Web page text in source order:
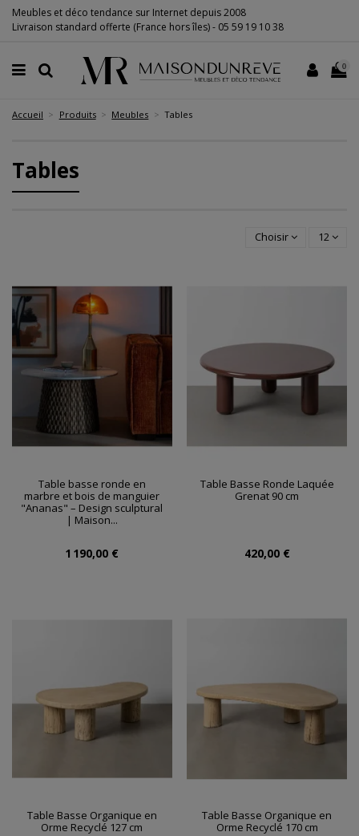
Meubles et déco tendance sur Internet depuis 2008
Livraison standard offerte (France hors îles) - 05 59 19 10 38
0
Accueil Produits Meubles Tables
Tables
Choisir 12
Table basse ronde en
marbre et bois de manguier
"Ananas" – Design sculptural
| Maison...
1 190,00 €
Table Basse Ronde Laquée
Grenat 90 cm
420,00 €
Table Basse Organique en
Orme Recyclé 127 cm
Table Basse Organique en
Orme Recyclé 170 cm